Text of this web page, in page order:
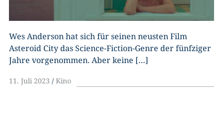
Wes Anderson hat sich für seinen neusten Film
Asteroid City das Science-Fiction-Genre der fünfziger
Jahre vorgenommen. Aber keine […]
11. Juli 2023 Kino